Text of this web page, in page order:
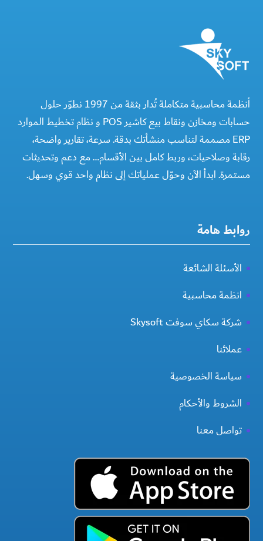
أنظمة محاسبية متكاملة تُدار بثقة من 1997 نطوّر حلول
حسابات ومخازن ونقاط بيع كاشير POS و نظام تخطيط الموارد
ERP مصممة لتناسب منشأتك بدقة. سرعة، تقارير واضحة،
رقابة وصلاحيات، وربط كامل بين الأقسام… مع دعم وتحديثات
مستمرة. ابدأ الآن وحوّل عملياتك إلى نظام واحد قوي وسهل.
روابط هامة
الأسئلة الشائعة
انظمة محاسبية
شركة سكاي سوفت Skysoft
عملائنا
سياسة الخصوصية
الشروط والأحكام
تواصل معنا